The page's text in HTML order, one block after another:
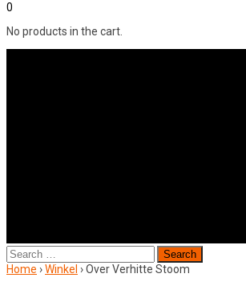
0
No products in the cart.
Search
for:
Home ›Winkel ›Over Verhitte Stoom